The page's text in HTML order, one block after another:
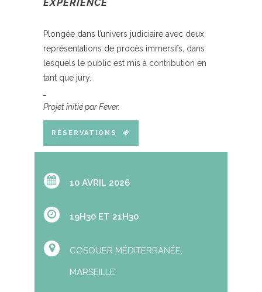
EXPERIENCE
Plongée dans l’univers judiciaire avec deux
représentations de procès immersifs, dans
lesquels le public est mis à contribution en
tant que jury.
Projet initié par Fever.
RÉSERVATIONS
10 AVRIL 2026
19H30 ET 21H30
COSQUER MÉDITERRANÉE,
MARSEILLE